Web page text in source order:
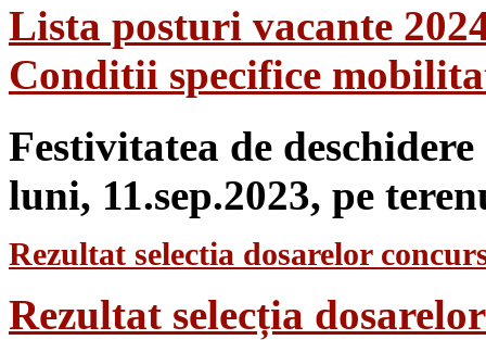
Lista posturi vacante
Conditii specifice
Festivitatea de
luni, 11.sep.2023, pe
Rezultat selectia dosarelor
Rezultat selecția